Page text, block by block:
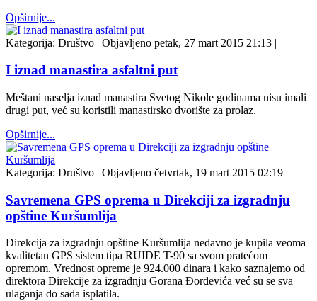
Opširnije...
Kategorija: Društvo | Objavljeno petak, 27 mart 2015 21:13 |
I iznad manastira asfaltni put
Meštani naselja iznad manastira Svetog Nikole godinama nisu imali
drugi put, već su koristili manastirsko dvorište za prolaz.
Opširnije...
Kategorija: Društvo | Objavljeno četvrtak, 19 mart 2015 02:19 |
Savremena GPS oprema u Direkciji za izgradnju
opštine Kuršumlija
Direkcija za izgradnju opštine Kuršumlija nedavno je kupila veoma
kvalitetan GPS sistem tipa RUIDE T-90 sa svom pratećom
opremom. Vrednost opreme je 924.000 dinara i kako saznajemo od
direktora Direkcije za izgradnju Gorana Đorđevića već su se sva
ulaganja do sada isplatila.